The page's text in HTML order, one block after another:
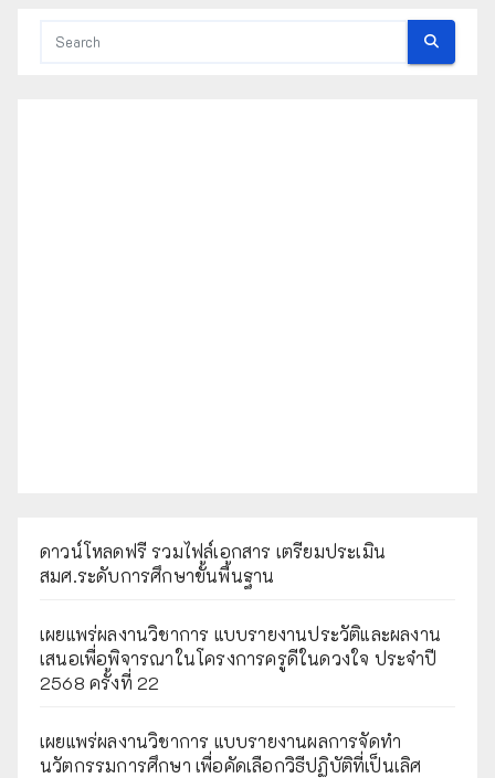
ดาวน์โหลดฟรี รวมไฟล์เอกสาร เตรียมประเมิน
สมศ.ระดับการศึกษาขั้นพื้นฐาน
เผยแพร่ผลงานวิชาการ แบบรายงานประวัติและผลงาน
เสนอเพื่อพิจารณาในโครงการครูดีในดวงใจ ประจำปี
2568 ครั้งที่ 22
เผยแพร่ผลงานวิชาการ แบบรายงานผลการจัดทำ
นวัตกรรมการศึกษา เพื่อคัดเลือกวิธีปฏิบัติที่เป็นเลิศ